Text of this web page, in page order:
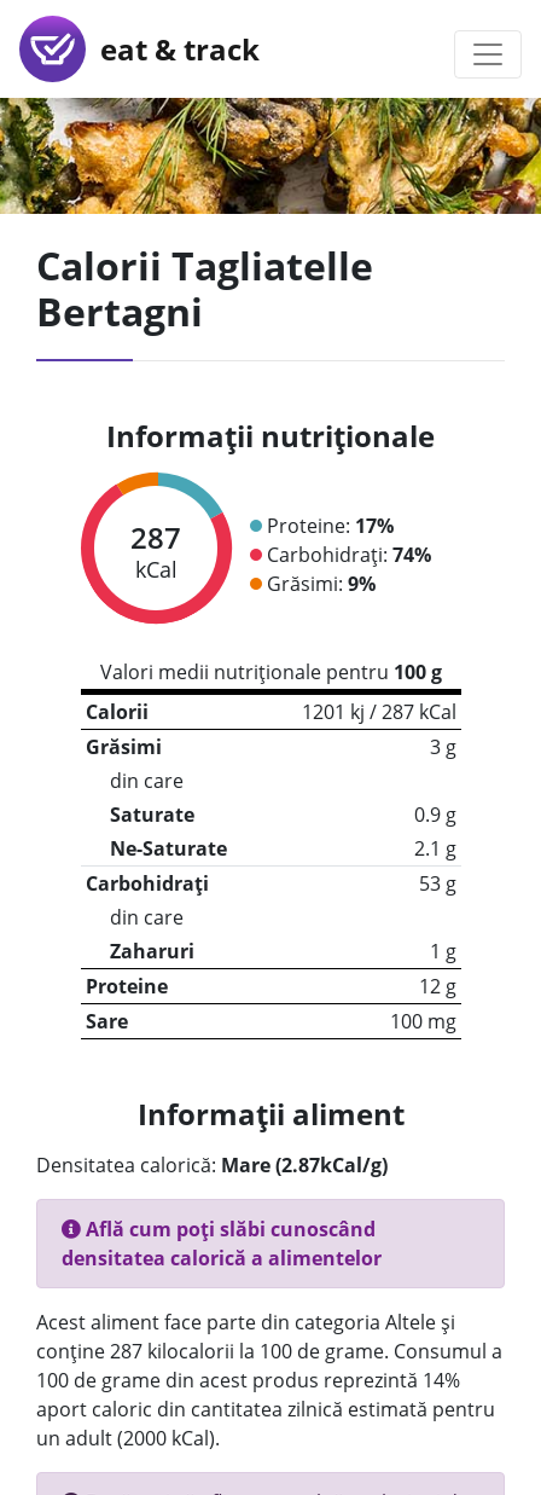
eat & track
Calorii Tagliatelle
Bertagni
Informații nutriționale
287
kCal
Proteine: 17%
Carbohidrați: 74%
Grăsimi: 9%
Valori medii nutriționale pentru 100 g
Calorii
1201 kj / 287 kCal
Grăsimi
3 g
din care
Saturate
0.9 g
Ne-Saturate
2.1 g
Carbohidrați
53 g
din care
Zaharuri
1 g
Proteine
12 g
Sare
100 mg
Informații aliment
Densitatea calorică: Mare (2.87kCal/g)
Află cum poți slăbi cunoscând
densitatea calorică a alimentelor
Acest aliment face parte din categoria Altele și
conține 287 kilocalorii la 100 de grame. Consumul a
100 de grame din acest produs reprezintă 14%
aport caloric din cantitatea zilnică estimată pentru
un adult (2000 kCal).